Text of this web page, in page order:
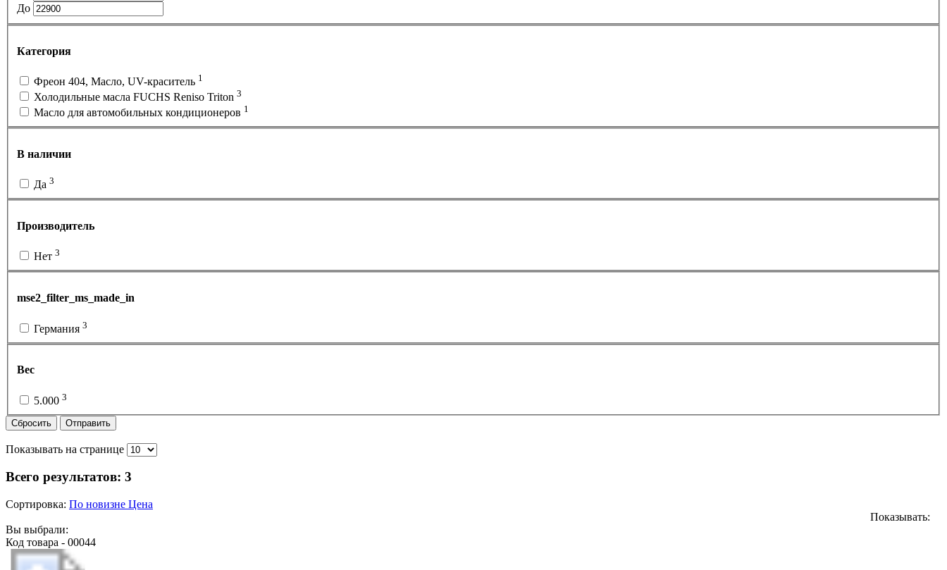
До
Категория
Фреон 404, Масло, UV-краситель 1
Холодильные масла FUCHS Reniso Triton 3
Масло для автомобильных кондиционеров 1
В наличии
Да 3
Производитель
Нет 3
mse2_filter_ms_made_in
Германия 3
Вес
5.000 3
Сбросить Отправить
Показывать на странице
Всего результатов: 3
Сортировка: По новизне Цена
Показывать:
Вы выбрали:
Код товара - 00044